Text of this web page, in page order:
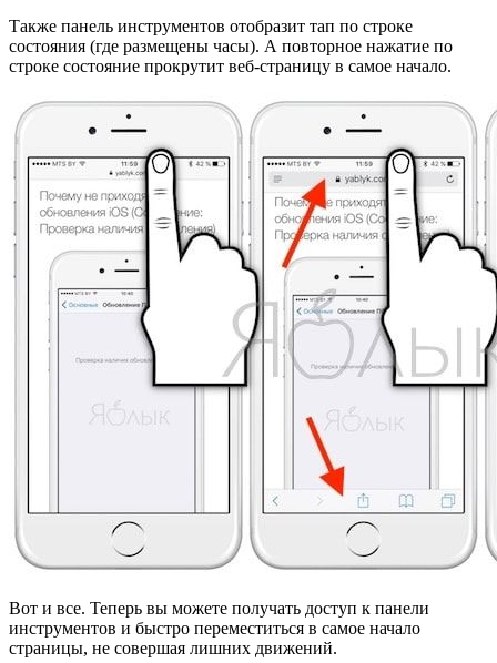
Также панель инструментов отобразит тап по строке
состояния (где размещены часы). А повторное нажатие по
строке состояние прокрутит веб-страницу в самое начало.
Вот и все. Теперь вы можете получать доступ к панели
инструментов и быстро переместиться в самое начало
страницы, не совершая лишних движений.